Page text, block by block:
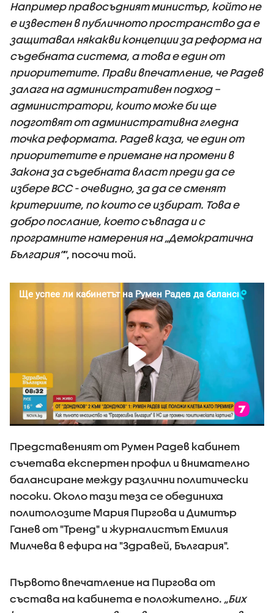
Например правосъдният министър, който не
е известен в публичното пространство да е
защитавал някакви концепции за реформа на
съдебната система, а това е един от
приоритетите. Прави впечатление, че Радев
залага на административен подход –
администратори, които може би ще
подготвят от административна гледна
точка реформата. Радев каза, че един от
приоритетите е приемане на промени в
Закона за съдебната власт преди да се
избере ВСС - очевидно, за да се сменят
критериите, по които се избират. Това е
добро послание, което съвпада и с
програмните намерения на „Демократична
България””, посочи той.
Представеният от Румен Радев кабинет
съчетава експертен профил и внимателно
балансиране между различни политически
посоки. Около тази теза се обединиха
политолозите Мария Пиргова и Димитър
Ганев от "Тренд" и журналистът Емилия
Милчева в ефира на "Здравей, България".
Първото впечатление на Пиргова от
състава на кабинета е положително. „Бих